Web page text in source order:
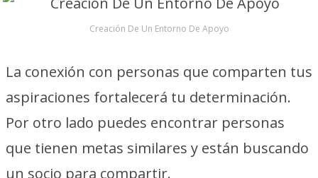
Creación De Un Entorno De Apoyo
La conexión con personas que comparten tus
aspiraciones fortalecerá tu determinación.
Por otro lado puedes encontrar personas
que tienen metas similares y están buscando
un socio para compartir.